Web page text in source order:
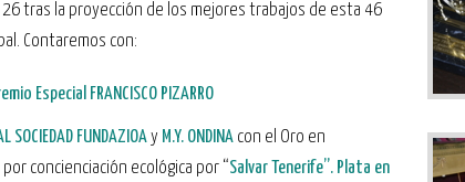
tras la proyección de los mejores trabajos de esta 46
Contaremos con:
Especial FRANCISCO PIZARRO
FUNDAZIOAy M.Y. ONDINA con el Oro en
por concienciación ecológica por “Salvar Tenerife”. Plata en